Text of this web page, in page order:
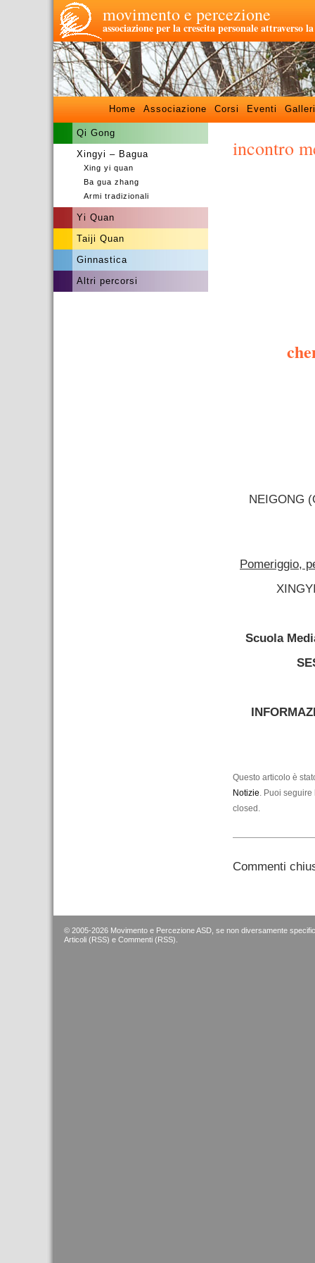
movimento e percezione
associazione per la crescita personale attraverso
Home Associazione Corsi Eventi
Qi Gong
Xingyi – Bagua
Xing yi quan
Ba gua zhang
Armi tradizionali
Yi Quan
Taiji Quan
Ginnastica
Altri percorsi
incontro
NEIGONG
Pomeriggio,
Scuola
Questo articolo è
Notizie. Puoi
closed.
Commenti
© 2005-2026 Movimento e Percezione ASD, se non diversamente
Articoli (RSS) e Commenti (RSS)